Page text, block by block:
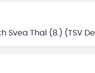
Svea Thal (8.) (TSV